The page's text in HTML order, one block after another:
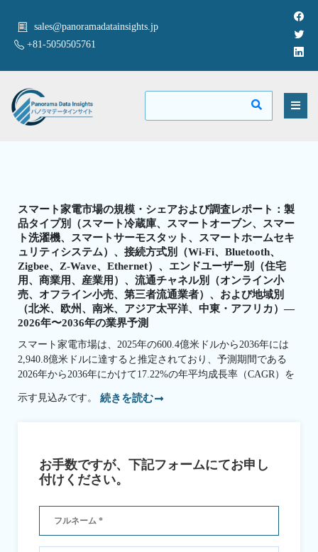
sales@panoramadatainsights.jp
+81-5050505761
スマート家電市場の規模・シェアおよび調査レポート：製
品タイプ別（スマート冷蔵庫、スマートオーブン、スマー
ト洗濯機、スマートサーモスタット、スマートホームセキ
ュリティシステム）、接続方式別（Wi-Fi、Bluetooth、
Zigbee、Z-Wave、Ethernet）、エンドユーザー別（住宅
用、商業用、産業用）、流通チャネル別（オンライン小
売、オフライン小売、第三者流通業者）、および地域別
（北米、欧州、南米、アジア太平洋、中東・アフリカ）—
2026年〜2036年の業界予測
スマート家電市場は、2025年の600.4億米ドルから2036年には
2,940.8億米ドルに達すると推定されており、予測期間である
2026年から2036年にかけて17.22%の年平均成長率（CAGR）を
示す見込みです。 続きを読む
お手数ですが、下記フォームにてお申し
付けください。